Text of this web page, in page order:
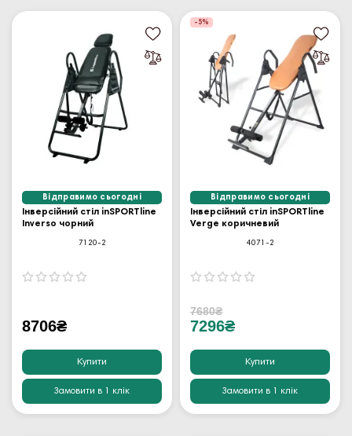
Відправимо сьогодні
Інверсійний стіл inSPORTline
Inverso чорний
7120-2
8706₴
Купити
Замовити в 1 клік
-5%
Відправимо сьогодні
Інверсійний стіл inSPORTline
Verge коричневий
4071-2
7680₴
7296₴
Купити
Замовити в 1 клік